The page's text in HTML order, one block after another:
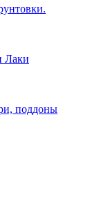
Лаки
поддоны